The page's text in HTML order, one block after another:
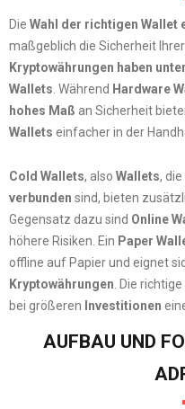
Die Wahl der richtigen Wallet
maßgeblich die Sicherheit Ihrer
Kryptowährungen haben
Wallets . Während Hardware
hohes Maß an Sicherheit
Wallets einfacher in der
Cold Wallets, also Wallets, die
verbunden sind, bieten
Gegensatz dazu sind Online
höhere Risiken. Ein Paper
offline auf Papier und eignet
Kryptowährungen . Die richtige
bei größeren Investitionen
AUFBAU UND